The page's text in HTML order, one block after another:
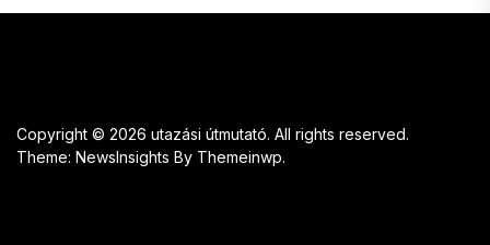
Copyright © 2026 utazási útmutató. All rights reserved.
Theme: NewsInsights By Themeinwp.